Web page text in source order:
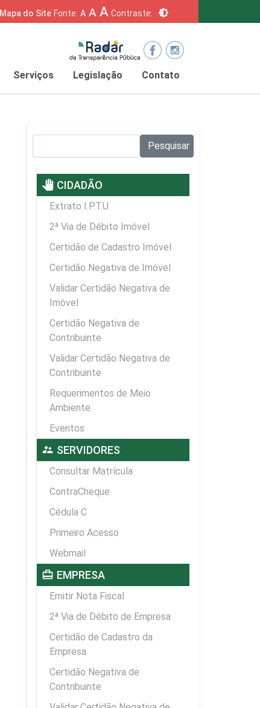
Mapa do Site Fonte: A A A Contraste: brightness_6
Serviços Legislação Contato
Pesquisar
pan_tool CIDADÃO
Extrato I.P.T.U
2ª Via de Débito Imóvel
Certidão de Cadastro Imóvel
Certidão Negativa de Imóvel
Validar Certidão Negativa de
Imóvel
Certidão Negativa de
Contribuinte
Validar Certidão Negativa de
Contribuinte
Requerimentos de Meio
Ambiente
Eventos
supervisor_account SERVIDORES
Consultar Matrícula
ContraCheque
Cédula C
Primeiro Acesso
Webmail
card_travel EMPRESA
Emitir Nota Fiscal
2ª Via de Débito de Empresa
Certidão de Cadastro da
Empresa
Certidão Negativa de
Contribuinte